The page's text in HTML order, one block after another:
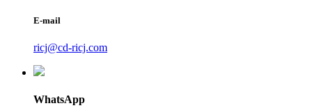
E-mail
ricj@cd-ricj.com
WhatsApp